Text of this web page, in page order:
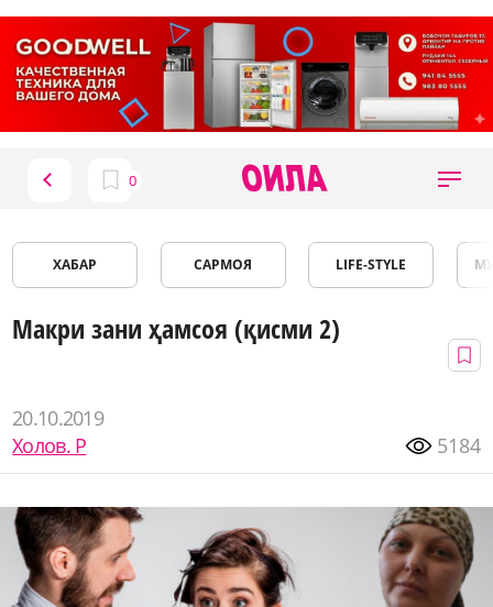
ХАБАР САРМОЯ LIFE-STYLE
Макри зани ҳамсоя (қисми 2)
20.10.2019
Холов. Р
5184